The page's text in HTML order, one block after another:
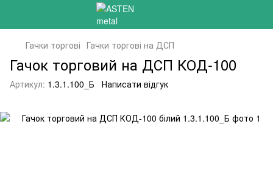
Гачки торгові Гачки торгові на ДСП
Гачок торговий на ДСП КОД-100
Артикул: 1.3.1.100_Б Написати відгук